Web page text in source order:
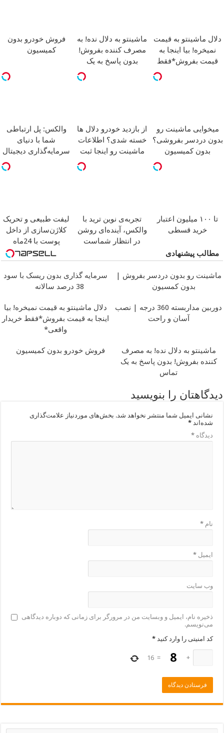
دلال ماشینتو به قیمت
نمیخره! بیا اینجا به
قیمت بفروش*فقط
ماشینتو به دلال نده! به
مصرف کننده بفروش!
بدون پاسخ به یک
فروش خودرو بدون
کمیسیون
میخوایی ماشینت رو
بدون دردسر بفروشی؟
بدون کمیسیون
از بازدید خودرو دلال ها
خسته شدی؟ اطلاعات
ماشینت رو اینجا ثبت
والکس: پل ارتباطی
شما با دنیای
سرمایه‌گذاری دیجیتال
تا ۱۰۰ میلیون اعتبار
خرید قسطی
تجربه‌ی نوین ترید با
والکس، آینده‌ای روشن
در انتظار شماست
لیفت طبیعی و تحریک
کلاژن‌سازی از داخل
پوست با 24ماه
ماندگاری
جوان شو مطالب پیشنهادی
ماشینت رو بدون دردسر بفروش |
بدون کمسیون
سرمایه گذاری بدون ریسک با سود
38 درصد سالانه
دوربین مداربسته 360 درجه | نصب
آسان و راحت
دلال ماشینتو به قیمت نمیخره! بیا
اینجا به قیمت بفروش*فقط خریدار
واقعی*
ماشینتو به دلال نده! به مصرف
کننده بفروش! بدون پاسخ به یک
تماس
فروش خودرو بدون کمیسیون
دیدگاهتان را بنویسید
نشانی ایمیل شما منتشر نخواهد شد. بخش‌های موردنیاز علامت‌گذاری
شده‌اند*
دیدگاه*
نام*
ایمیل*
وب‌ سایت
ذخیره نام، ایمیل و وبسایت من در مرورگر برای زمانی که دوباره دیدگاهی
می‌نویسم.
کد امنیتی را وارد کنید *
+
=
16